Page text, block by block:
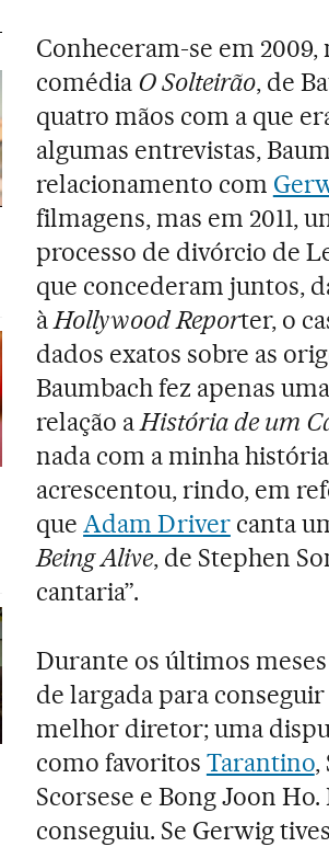
Conheceram-se em
comédia O Solteirão, de
quatro mãos com a que
algumas entrevistas,
relacionamento com
filmagens, mas em 2011,
processo de divórcio de
que concederam juntos,
àHollywood Reporter, o
dados exatos sobre as
Baumbach fez apenas
relação aHistória de um
nada com a minha
acrescentou, rindo, em
que Adam Drivercanta
Being Alive, de Stephen
cantaria”.
Durante os últimos
de largada para
melhor diretor; uma
como favoritos Tarantino,
Scorsese e Bong Joon
conseguiu. Se Gerwig